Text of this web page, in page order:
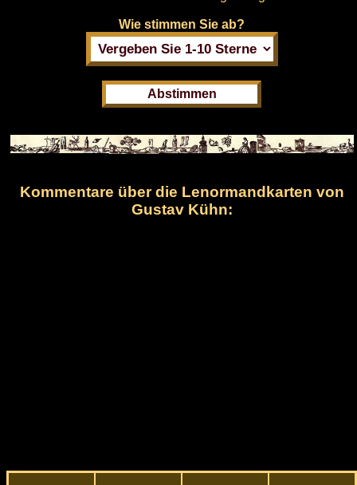
Wie stimmen Sie ab?
Kommentare über die Lenormandkarten von
Gustav Kühn: